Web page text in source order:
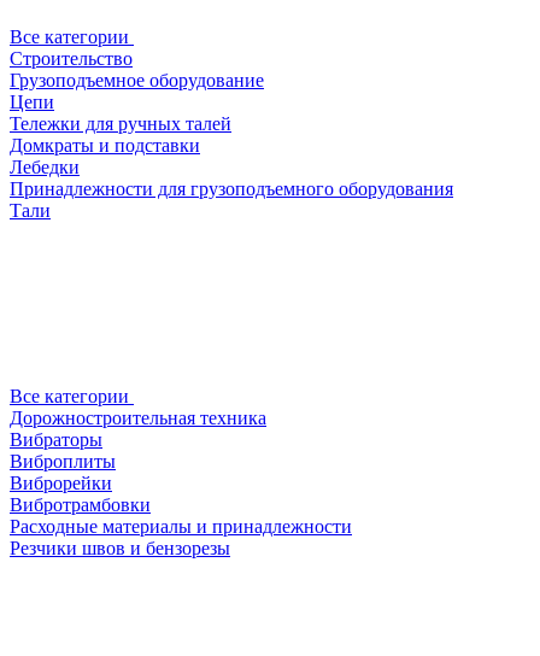
Все категории
Строительство
Грузоподъемное оборудование
Цепи
Тележки для ручных талей
Домкраты и подставки
Лебедки
Принадлежности для грузоподъемного оборудования
Тали
Все категории
Дорожностроительная техника
Вибраторы
Виброплиты
Виброрейки
Вибротрамбовки
Расходные материалы и принадлежности
Резчики швов и бензорезы